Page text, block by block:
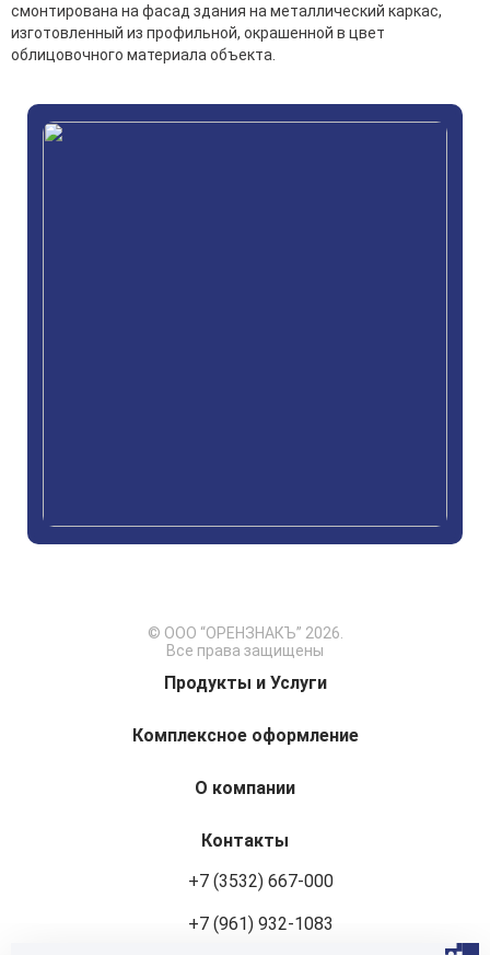
смонтирована на фасад здания на металлический каркас,
изготовленный из профильной, окрашенной в цвет
облицовочного материала объекта.
© ООО “ОРЕНЗНАКЪ” 2026.
Все права защищены
Продукты и Услуги
Комплексное оформление
О компании
Контакты
+7 (3532) 667-000
+7 (961) 932-1083